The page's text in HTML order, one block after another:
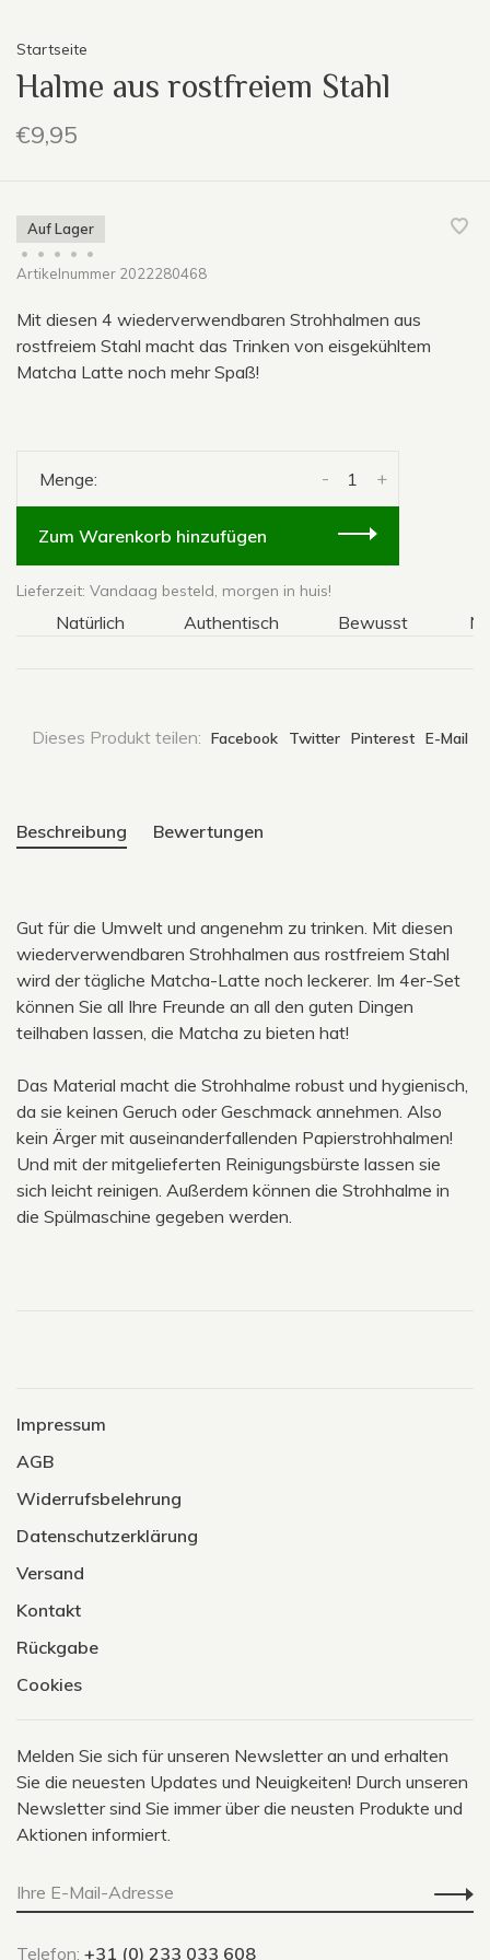
Startseite
Halme aus rostfreiem Stahl
€9,95
Auf Lager
•
• • •
•
Artikelnummer 2022280468
Mit diesen 4 wiederverwendbaren Strohhalmen aus
rostfreiem Stahl macht das Trinken von eisgekühltem
Matcha Latte noch mehr Spaß!
Menge: +
-
Zum Warenkorb hinzufügen
Lieferzeit: Vandaag besteld, morgen in huis!
Natürlich Authentisch Bewusst
Dieses Produkt teilen: Facebook Twitter Pinterest E-Mail
Beschreibung Bewertungen
Gut für die Umwelt und angenehm zu trinken. Mit diesen
wiederverwendbaren Strohhalmen aus rostfreiem Stahl
wird der tägliche Matcha-Latte noch leckerer. Im 4er-Set
können Sie all Ihre Freunde an all den guten Dingen
teilhaben lassen, die Matcha zu bieten hat!
Das Material macht die Strohhalme robust und hygienisch,
da sie keinen Geruch oder Geschmack annehmen. Also
kein Ärger mit auseinanderfallenden Papierstrohhalmen!
Und mit der mitgelieferten Reinigungsbürste lassen sie
sich leicht reinigen. Außerdem können die Strohhalme in
die Spülmaschine gegeben werden.
Impressum
AGB
Widerrufsbelehrung
Datenschutzerklärung
Versand
Kontakt
Rückgabe
Cookies
Melden Sie sich für unseren Newsletter an und erhalten
Sie die neuesten Updates und Neuigkeiten! Durch unseren
Newsletter sind Sie immer über die neusten Produkte und
Aktionen informiert.
Telefon: +31 (0) 233 033 608